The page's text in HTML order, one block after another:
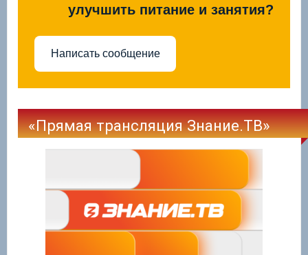
улучшить питание и занятия?
Написать сообщение
«Прямая трансляция Знание.ТВ»